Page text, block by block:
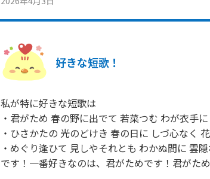
好きな短歌！
私が特に好きな短歌は
・君がため 春の野に出でて 若菜つむ わが衣手
・ひさかたの 光のどけき 春の日に しづ心なく
・めぐり逢ひて 見しやそれとも わかぬ間に 雲
です！一番好きなのは、君がためです！君が